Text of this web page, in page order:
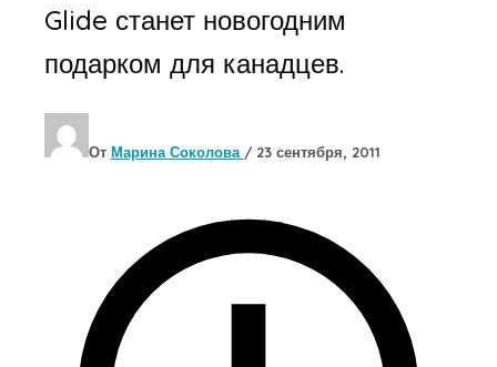
Glide станет новогодним
подарком для канадцев.
От Марина Соколова / 23 сентября, 2011